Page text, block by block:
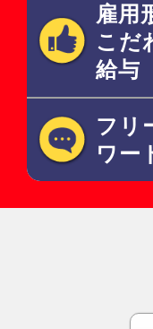
雇用
こだ
給与
フリ
ワー